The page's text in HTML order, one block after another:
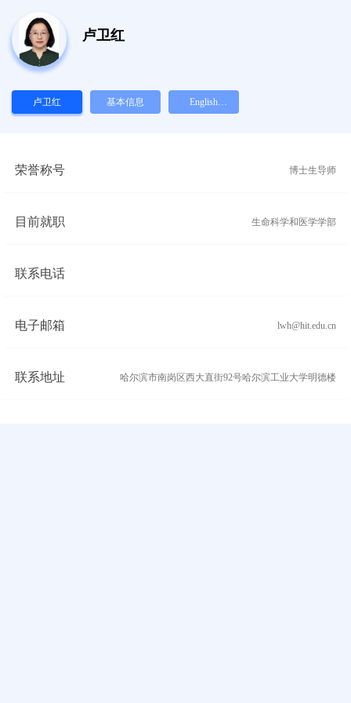
卢卫红
卢卫红 基本信息 English
荣誉称号 博士生导师
目前就职 生命科学和医学学部
联系电话
电子邮箱 lwh@hit.edu.cn
联系地址 哈尔滨市南岗区西大直街92号哈尔滨工业大学明德楼